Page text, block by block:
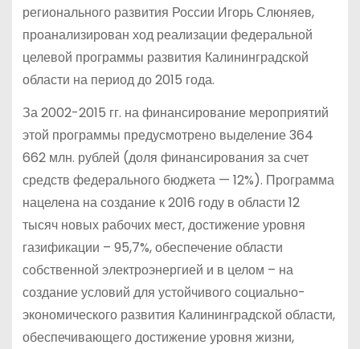
регионального развития России Игорь Слюняев,
проанализирован ход реализации федеральной
целевой программы развития Калининградской
области на период до 2015 года.
За 2002-2015 гг. на финансирование мероприятий
этой программы предусмотрено выделение 364
662 млн. рублей (доля финансирования за счет
средств федерального бюджета — 12%). Программа
нацелена на создание к 2016 году в области 12
тысяч новых рабочих мест, достижение уровня
газификации – 95,7%, обеспечение области
собственной электроэнергией и в целом – на
создание условий для устойчивого социально-
экономического развития Калининградской области,
обеспечивающего достижение уровня жизни,